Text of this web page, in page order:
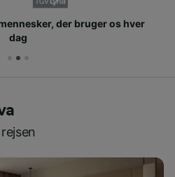
der bruger os hver
dag